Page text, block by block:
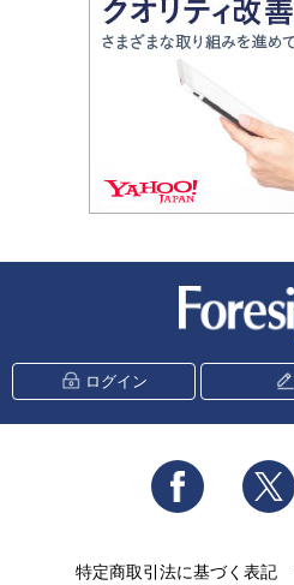
ログイン
Facebook
特定商取引法に基づく表記